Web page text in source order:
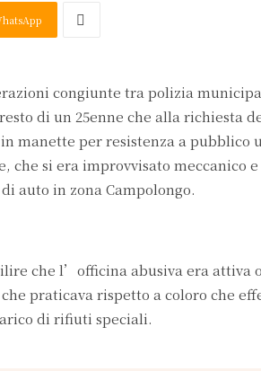
congiunte tra polizia
di un 25enne che alla richiesta
manette per resistenza a pubblico
che si era improvvisato meccanico
auto in zona Campolongo.
che l’officina abusiva era attiva
praticava rispetto a coloro che
di rifiuti speciali.